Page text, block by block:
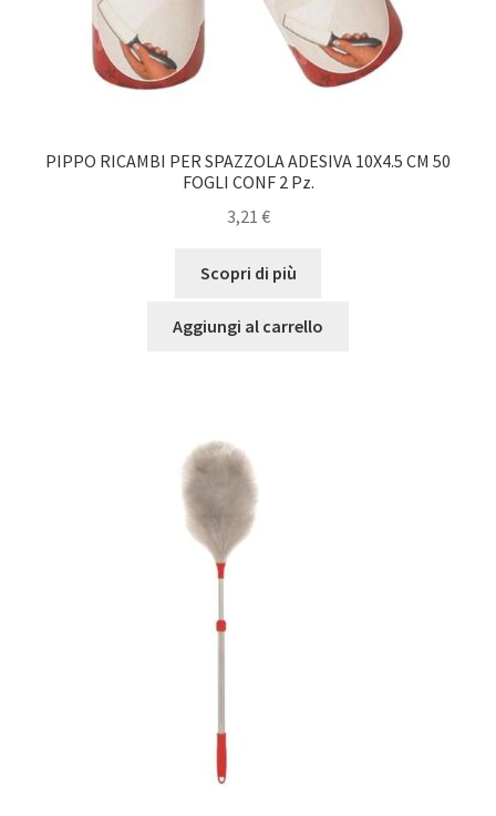
PIPPO RICAMBI PER SPAZZOLA ADESIVA 10X4.5 CM 50
FOGLI CONF 2 Pz.
3,21 €
Scopri di più
Aggiungi al carrello